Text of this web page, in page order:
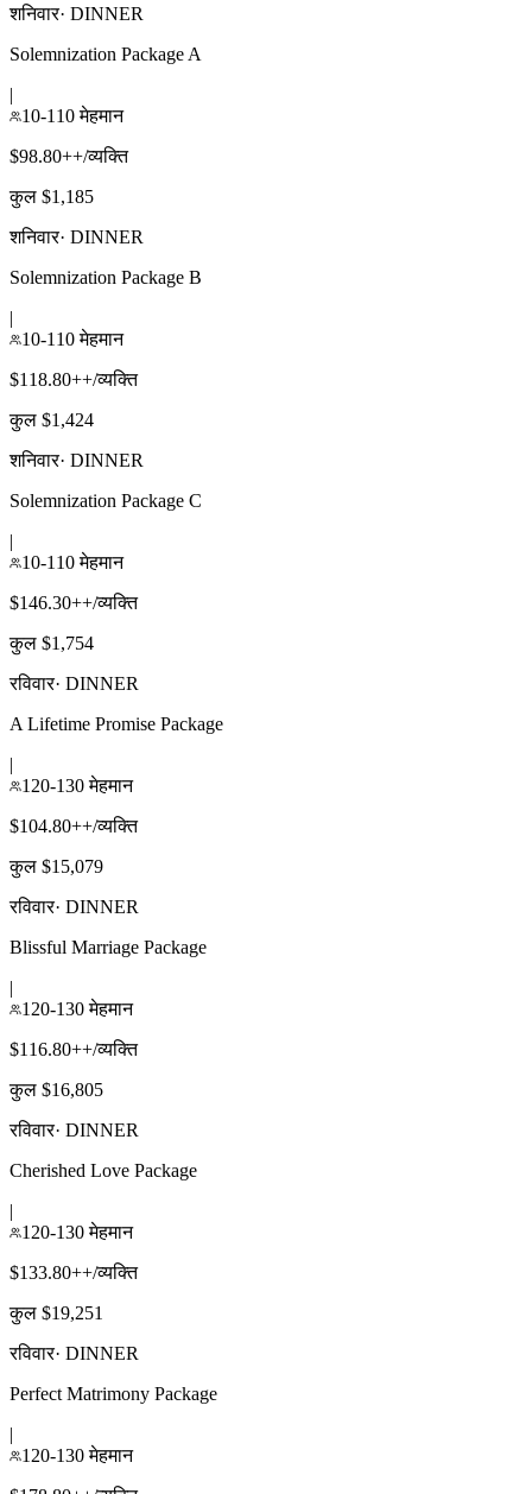
शनिवार· DINNER
Solemnization Package A
|
10-110 मेहमान
$98.80++/व्यक्ति
कुल $1,185
शनिवार· DINNER
Solemnization Package B
|
10-110 मेहमान
$118.80++/व्यक्ति
कुल $1,424
शनिवार· DINNER
Solemnization Package C
|
10-110 मेहमान
$146.30++/व्यक्ति
कुल $1,754
रविवार· DINNER
A Lifetime Promise Package
|
120-130 मेहमान
$104.80++/व्यक्ति
कुल $15,079
रविवार· DINNER
Blissful Marriage Package
|
120-130 मेहमान
$116.80++/व्यक्ति
कुल $16,805
रविवार· DINNER
Cherished Love Package
|
120-130 मेहमान
$133.80++/व्यक्ति
कुल $19,251
रविवार· DINNER
Perfect Matrimony Package
|
120-130 मेहमान